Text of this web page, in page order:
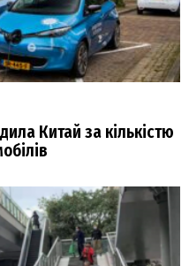
Китай за кількістю